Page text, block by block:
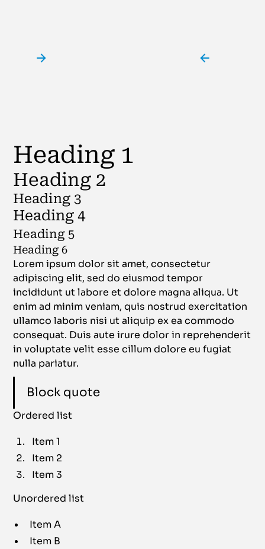
Heading 1
Heading 2
Heading 3
Heading 4
Heading 5
Heading 6
Lorem ipsum dolor sit amet, consectetur
adipiscing elit, sed do eiusmod tempor
incididunt ut labore et dolore magna aliqua. Ut
enim ad minim veniam, quis nostrud exercitation
ullamco laboris nisi ut aliquip ex ea commodo
consequat. Duis aute irure dolor in reprehenderit
in voluptate velit esse cillum dolore eu fugiat
nulla pariatur.
Block quote
Ordered list
Item 1
Item 2
Item 3
Unordered list
Item A
Item B